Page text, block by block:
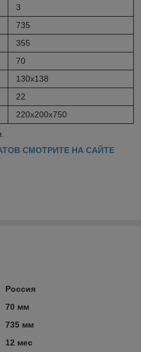
3
735
355
70
130х138
22
220х200х750
СМОТРИТЕ НА САЙТЕ
Россия
70 мм
735 мм
12 мес